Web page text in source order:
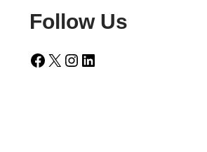
Follow Us
Facebook X Instagram LinkedIn